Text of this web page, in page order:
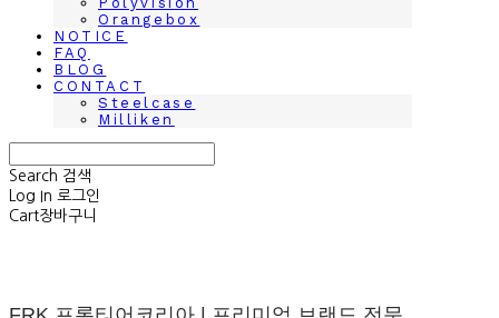
Orangebox
NOTICE
FAQ
BLOG
CONTACT
Steelcase
Milliken
Search 검색
Log In 로그인
Cart장바구니